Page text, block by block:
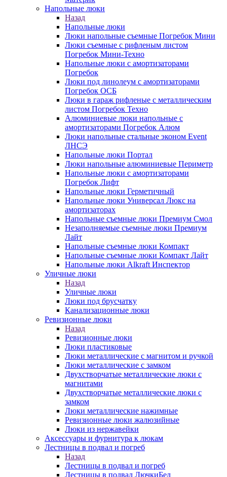
Напольные люки
Назад
Напольные люки
Люки напольные съемные Погребок Мини
Люки съемные с рифленым листом
Погребок Мини-Техно
Напольные люки с амортизаторами
Погребок
Люки под линолеум с амортизаторами
Погребок ОСБ
Люки в гараж рифленые с металлическим
листом Погребок Техно
Алюминиевые люки напольные с
амортизаторами Погребок Алюм
Люки напольные стальные эконом Event
ЛНСЭ
Напольные люки Портал
Люки напольные алюминиевые Периметр
Напольные люки с амортизаторами
Погребок Лифт
Напольные люки Герметичный
Напольные люки Универсал Люкс на
амортизаторах
Напольные съемные люки Премиум Смол
Незаполняемые съемные люки Премиум
Лайт
Напольные съемные люки Компакт
Напольные съемные люки Компакт Лайт
Напольные люки Alkraft Инспектор
Уличные люки
Назад
Уличные люки
Люки под брусчатку
Канализационные люки
Ревизионные люки
Назад
Ревизионные люки
Люки пластиковые
Люки металлические с магнитом и ручкой
Люки металлические с замком
Двухстворчатые металлические люки с
магнитами
Двухстворчатые металлические люки с
замком
Люки металлические нажимные
Ревизионные люки жалюзийные
Люки из нержавейки
Аксессуары и фурнитура к люкам
Лестницы в подвал и погреб
Назад
Лестницы в подвал и погреб
Лестницы в подвал ЛючкиБел